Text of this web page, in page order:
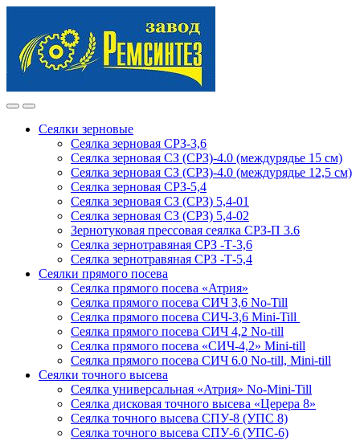
navigation
content
Сеялки зерновые
Сеялка зерновая СРЗ-3,6
Сеялка зерновая СЗ (СРЗ)-4.0 (междурядье 15 см)
Сеялка зерновая СЗ (СРЗ)-4.0 (междурядье 12,5 см)
Сеялка зерновая СРЗ-5,4
Сеялка зерновая СЗ (СРЗ) 5,4-01
Сеялка зерновая СЗ (СРЗ) 5,4-02
Зернотуковая прессовая сеялка СРЗ-П 3.6
Сеялка зернотравяная СРЗ -Т-3,6
Сеялка зернотравяная СРЗ -Т-5,4
Сеялки прямого посева
Сеялка прямого посева «Атрия»
Сеялка прямого посева СИЧ 3,6 No-Till
Сеялка прямого посева СИЧ-3,6 Mini-Till
Сеялка прямого посева СИЧ 4,2 No-till
Сеялка прямого посева «СИЧ-4,2» Mini-till
Сеялка прямого посева СИЧ 6.0 No-till, Mini-till
Сеялки точного высева
Сеялка универсальная «Атрия» No-Mini-Till
Сеялка дисковая точного высева «Церера 8»
Сеялка точного высева СПУ-8 (УПС 8)
Сеялка точного высева СПУ-6 (УПС-6)